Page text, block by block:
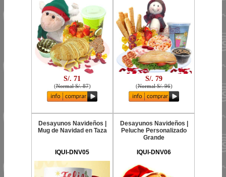
S/. 71
(Normal S/. 87)
S/. 79
(Normal S/. 96)
Desayunos Navideños |
Mug de Navidad en Taza
IQUI-DNV05
Desayunos Navideños |
Peluche Personalizado
Grande
IQUI-DNV06